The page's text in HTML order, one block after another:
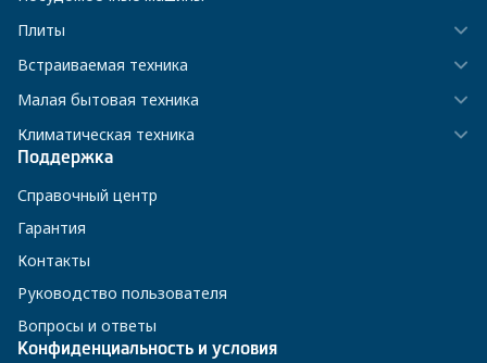
Плиты
Встраиваемая техника
Малая бытовая техника
Климатическая техника
Поддержка
Справочный центр
Гарантия
Контакты
Руководство пользователя
Вопросы и ответы
Конфиденциальность и условия